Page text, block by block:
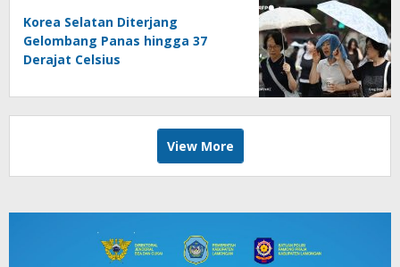
Korea Selatan Diterjang
Gelombang Panas hingga 37
Derajat Celsius
View More